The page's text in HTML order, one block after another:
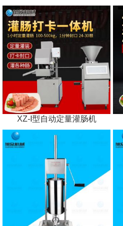
XZ-I型自动定量灌肠机